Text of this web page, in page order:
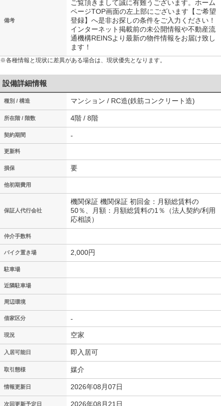
備考
ご覧頂きまして誠に有難うございます。ホーム
ページTOP画面の左上部にございます【ご希望
登録】へ是非お探しの条件をご入力ください！
インターネット掲載前の未公開情報や不動産流
通機構REINSより最新の物件情報をお届け致し
ます！
※各種情報と現状に差異がある場合は、現状優先となります。
設備詳細情報
種別 / 構造 マンション / RC造(鉄筋コンクリート造)
所在階 / 階数 4階 / 8階
契約期間 -
更新料
損保 要
他初期費用
保証人代行会社
機関保証 機関保証 初回金：月額総賃料の
50％、月額：月額総賃料の1％（法人契約/利用
応相談）
仲介手数料
バイク置き場 2,000円
駐車場
近隣駐車場
周辺環境
借家区分 -
現況 空家
入居可能日 即入居可
取引態様 媒介
情報更新日 2026年08月07日
次回更新予定日 2026年08月21日